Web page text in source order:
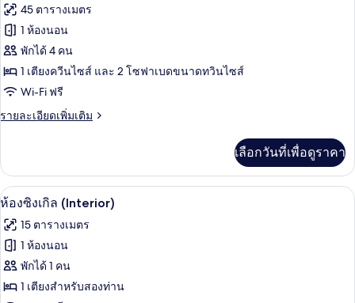
45 ตารางเมตร
1 ห้องนอน
พักได้ 4 คน
1 เตียงควีนไซส์ และ 2 โซฟาเบดขนาดทวินไซส์
Wi-Fi ฟรี
รายละเอียดเพิ่มเติม
ราย
เกี่ยว
กับ
ห้อง
ท
(Interior)
เลือกวันที่เพื่อดูราคา
เปิด
ภาพถ่าย
ทั้งหมด
ของ
ห้อง
ห้องซิงเกิล (Interior) | เครื่องนอนป้อ
4
ห้องซิงเกิล (Interior)
15 ตารางเมตร
1 ห้องนอน
พักได้ 1 คน
1 เตียงสำหรับสองท่าน